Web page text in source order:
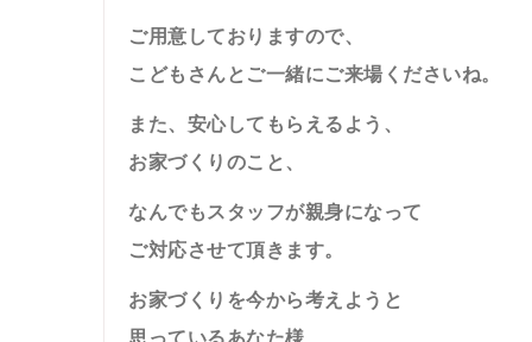
ご用意しておりますので、
こどもさんとご一緒にご来場くださいね。
また、安心してもらえるよう、
お家づくりのこと、
なんでもスタッフが親身になって
ご対応させて頂きます。
お家づくりを今から考えようと